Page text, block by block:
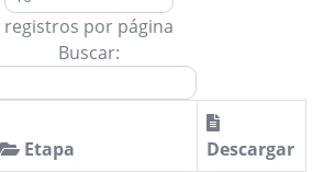
registros por página
Buscar:
Etapa
Descargar